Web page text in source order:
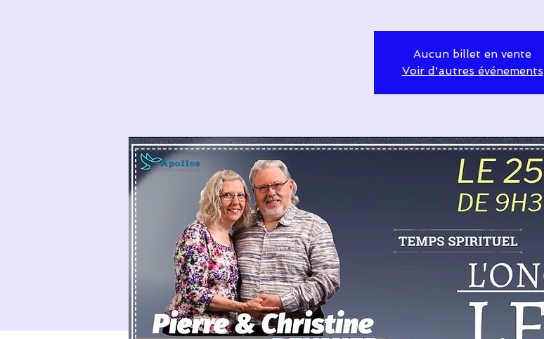
Aucun billet en vente
Voir d'autres événements